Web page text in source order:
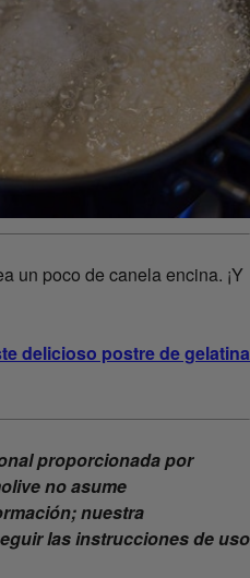
un poco de canela encina. ¡Y
delicioso postre de gelatina
proporcionada por
no asume
nuestra
las instrucciones de uso